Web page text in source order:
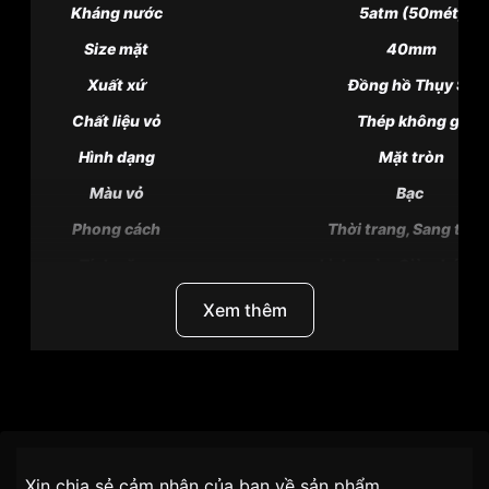
Kháng nước
5atm (50mét)
Size mặt
40mm
Xuất xứ
Đồng hồ Thụy Sỹ
Chất liệu vỏ
Thép không gỉ
Hình dạng
Mặt tròn
Màu vỏ
Bạc
Phong cách
Thời trang, Sang
Xem thêm